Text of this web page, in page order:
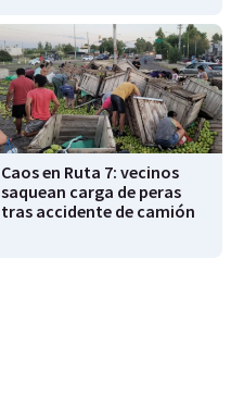
Caos en Ruta 7: vecinos
saquean carga de peras
tras accidente de camión